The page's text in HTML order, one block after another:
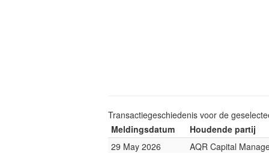
Transactiegeschiedenis voor de
Meldingsdatum
Houdende partij
29 May 2026
AQR Capital